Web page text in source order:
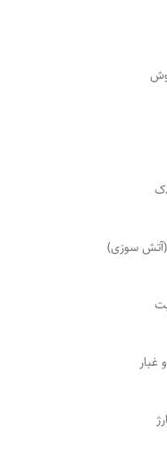
(آتش سوزی)
غبار